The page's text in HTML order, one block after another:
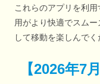
これらのアプリを利
用がより快適でスム
して移動を楽しんでく
【2026年7